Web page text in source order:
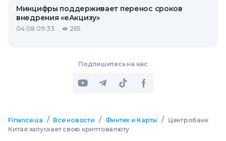
Минцифры поддерживает перенос сроков
внедрения «еАкцизу»
04.08 09:33 265
Подпишитесь на нас
Finance.ua / Все новости / Финтех и Карты /
Центробанк
Китая запускает свою криптовалюту